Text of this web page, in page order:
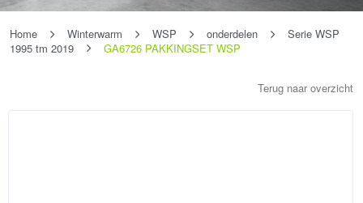
Home Winterwarm WSP onderdelen
Serie WSP
1995 tm 2019
GA6726 PAKKINGSET WSP
Terug naar overzicht